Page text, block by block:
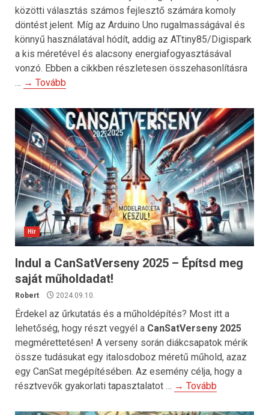
közötti választás számos fejlesztő számára komoly
döntést jelent. Míg az Arduino Uno rugalmasságával és
könnyű használatával hódít, addig az ATtiny85/Digispark
a kis méretével és alacsony energiafogyasztásával
vonzó. Ebben a cikkben részletesen összehasonlításra
… → Tovább
Hír
Indul a CanSatVerseny 2025 – Építsd meg
saját műholdadat!
Robert 2024.09.10.
Érdekel az űrkutatás és a műholdépítés? Most itt a
lehetőség, hogy részt vegyél a CanSatVerseny 2025
megmérettetésen! A verseny során diákcsapatok mérik
össze tudásukat egy italosdoboz méretű műhold, azaz
egy CanSat megépítésében. Az esemény célja, hogy a
résztvevők gyakorlati tapasztalatot … → Tovább